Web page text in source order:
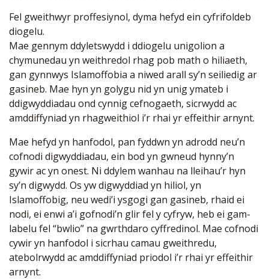
Fel gweithwyr proffesiynol, dyma hefyd ein cyfrifoldeb
diogelu.
Mae gennym ddyletswydd i ddiogelu unigolion a
chymunedau yn weithredol rhag pob math o hiliaeth,
gan gynnwys Islamoffobia a niwed arall sy’n seiliedig ar
gasineb. Mae hyn yn golygu nid yn unig ymateb i
ddigwyddiadau ond cynnig cefnogaeth, sicrwydd ac
amddiffyniad yn rhagweithiol i’r rhai yr effeithir arnynt.
Mae hefyd yn hanfodol, pan fyddwn yn adrodd neu’n
cofnodi digwyddiadau, ein bod yn gwneud hynny’n
gywir ac yn onest. Ni ddylem wanhau na lleihau’r hyn
sy’n digwydd. Os yw digwyddiad yn hiliol, yn
Islamoffobig, neu wedi’i ysgogi gan gasineb, rhaid ei
nodi, ei enwi a’i gofnodi’n glir fel y cyfryw, heb ei gam-
labelu fel “bwlio” na gwrthdaro cyffredinol. Mae cofnodi
cywir yn hanfodol i sicrhau camau gweithredu,
atebolrwydd ac amddiffyniad priodol i’r rhai yr effeithir
arnynt.